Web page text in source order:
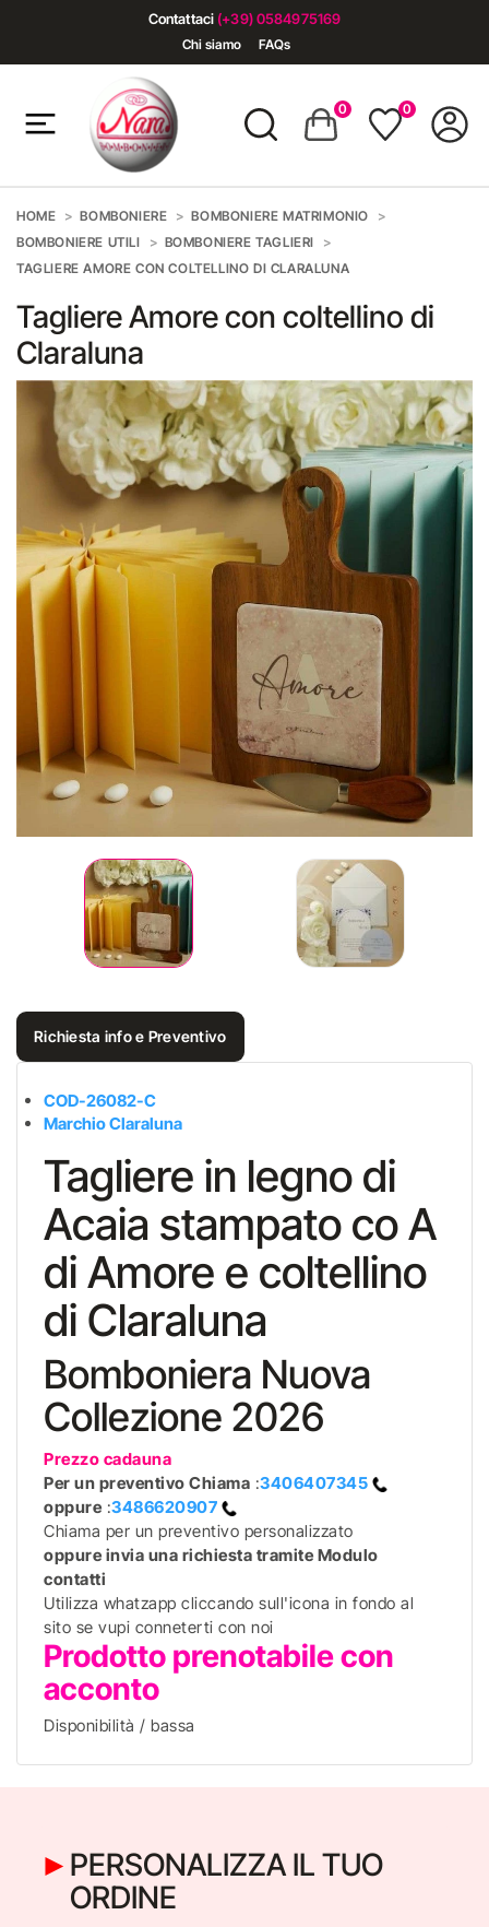
Contattaci (+39) 0584975169
Chi siamo FAQs
0 0
HOME BOMBONIERE
BOMBONIERE MATRIMONIO
BOMBONIERE UTILI
BOMBONIERE TAGLIERI
TAGLIERE AMORE CON COLTELLINO DI CLARALUNA
Tagliere Amore con coltellino di
Claraluna
Richiesta info e Preventivo
COD-26082-C
Marchio Claraluna
Tagliere in legno di
Acaia stampato co A
di Amore e coltellino
di Claraluna
Bomboniera Nuova
Collezione 2026
Prezzo cadauna
Per un preventivo Chiama :3406407345
oppure :3486620907
Chiama per un preventivo personalizzato
oppure invia una richiesta tramite Modulo
contatti
Utilizza whatzapp cliccando sull'icona in fondo al
sito se vupi conneterti con noi
Prodotto prenotabile con
acconto
Disponibilità / bassa
PERSONALIZZA IL TUO
ORDINE